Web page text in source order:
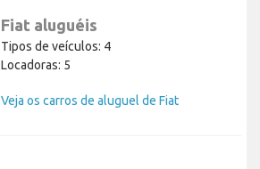
Fiat aluguéis
Tipos de veículos: 4
Locadoras: 5
Veja os carros de aluguel de Fiat